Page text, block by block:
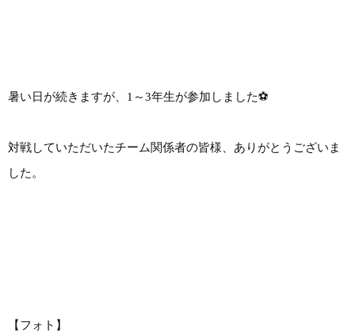
暑い日が続きますが、1～3年生が参加しました⚽
対戦していただいたチーム関係者の皆様、ありがとうございま
した。
【フォト】